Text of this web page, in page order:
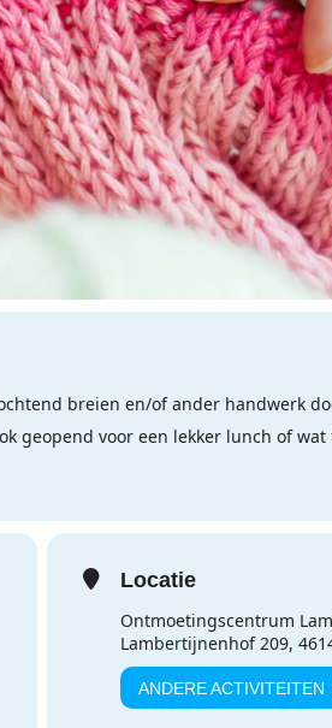
breien en/of ander handwerk
geopend voor een lekker lunch of wat
Locatie
Ontmoetingscentrum
Lambertijnenhof 209,
ANDERE ACTIVITEITEN